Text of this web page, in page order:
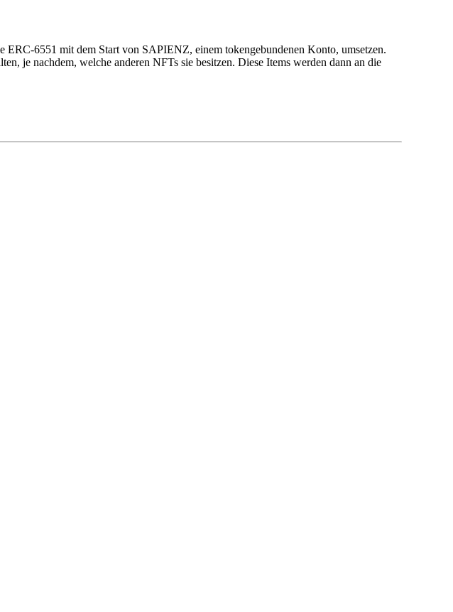
ERC-6551 mit dem Start von SAPIENZ, einem tokengebundenen Konto, umsetzen.
je nachdem, welche anderen NFTs sie besitzen. Diese Items werden dann an die